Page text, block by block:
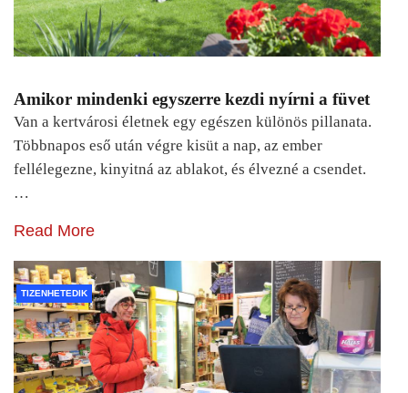
Amikor mindenki egyszerre kezdi nyírni a füvet
Van a kertvárosi életnek egy egészen különös pillanata.
Többnapos eső után végre kisüt a nap, az ember
fellélegezne, kinyitná az ablakot, és élvezné a csendet.
…
Read More
TIZENHETEDIK